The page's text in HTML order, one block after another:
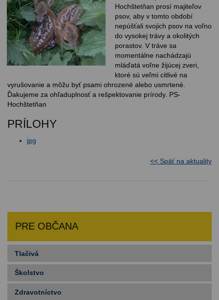
Hochštetňan prosí majiteľov
psov, aby v tomto období
nepúšťali svojich psov na voľno
do vysokej trávy a okolitých
porastov. V tráve sa
momentálne nachádzajú
mláďatá voľne žijúcej zveri,
ktoré sú veľmi citlivé na
vyrušovanie a môžu byť psami ohrozené alebo usmrtené.
Ďakujeme za ohľaduplnosť a rešpektovanie prírody. PS-
Hochštetňan
PRÍLOHY
jpg
<< Späť na aktuality
PRE OBČANA
Tlačivá
Školstvo
Zdravotníctvo